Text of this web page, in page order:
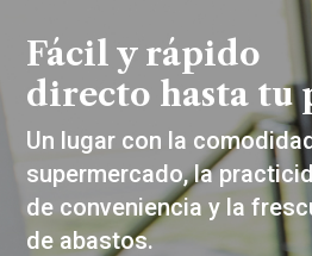
Fácil y rápido
directo hasta tu
Un lugar con la
supermercado, la
de conveniencia y la
de abastos.